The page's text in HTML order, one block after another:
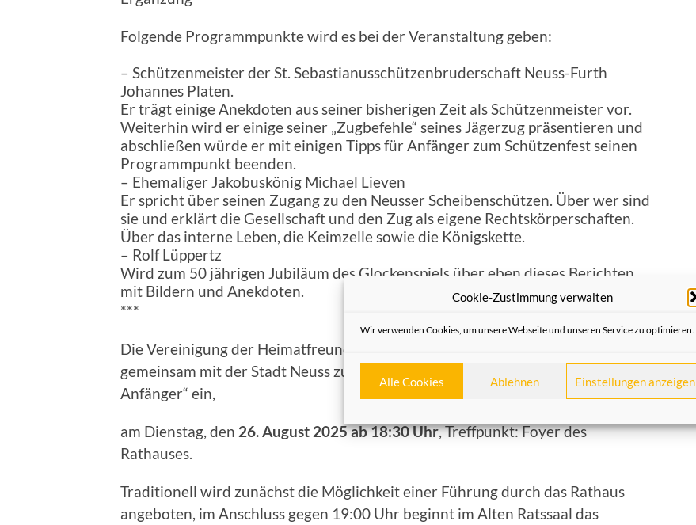
Cookie-Zustimmung verwalten
Wir verwenden Cookies, um unsere Webseite und unseren Service zu optimieren.
Alle Cookies Ablehnen Einstellungen anzeigen
Folgende Programmpunkte wird es bei der Veranstaltung geben:
– Schützenmeister der St. Sebastianusschützenbruderschaft Neuss-Furth
Johannes Platen.
Er trägt einige Anekdoten aus seiner bisherigen Zeit als Schützenmeister vor.
Weiterhin wird er einige seiner „Zugbefehle“ seines Jägerzug präsentieren und
abschließen würde er mit einigen Tipps für Anfänger zum Schützenfest seinen
Programmpunkt beenden.
– Ehemaliger Jakobuskönig Michael Lieven
Er spricht über seinen Zugang zu den Neusser Scheibenschützen. Über wer sind
sie und erklärt die Gesellschaft und den Zug als eigene Rechtskörperschaften.
Über das interne Leben, die Keimzelle sowie die Königskette.
– Rolf Lüppertz
Wird zum 50 jährigen Jubiläum des Glockenspiels über eben dieses Berichten
mit Bildern und Anekdoten.
***
Die Vereinigung der Heimatfreunde Neuss e.V. lädt auch in diesem Jahr
gemeinsam mit der Stadt Neuss zur beliebten Veranstaltung „Schützenfest für
Anfänger“ ein,
am Dienstag, den 26. August 2025 ab 18:30 Uhr, Treffpunkt: Foyer des
Rathauses.
Traditionell wird zunächst die Möglichkeit einer Führung durch das Rathaus
angeboten, im Anschluss gegen 19:00 Uhr beginnt im Alten Ratssaal das